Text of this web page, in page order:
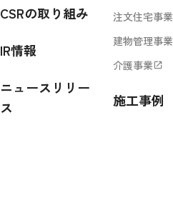
CSRの取り組み
IR情報
ニュースリリー
ス
注文住宅事業
建物管理事業
介護事業 open_in_new
施工事例